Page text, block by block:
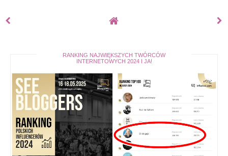
RANKING NAJWIĘKSZYCH TWÓRCÓW
INTERNETOWYCH 2024 I JA!